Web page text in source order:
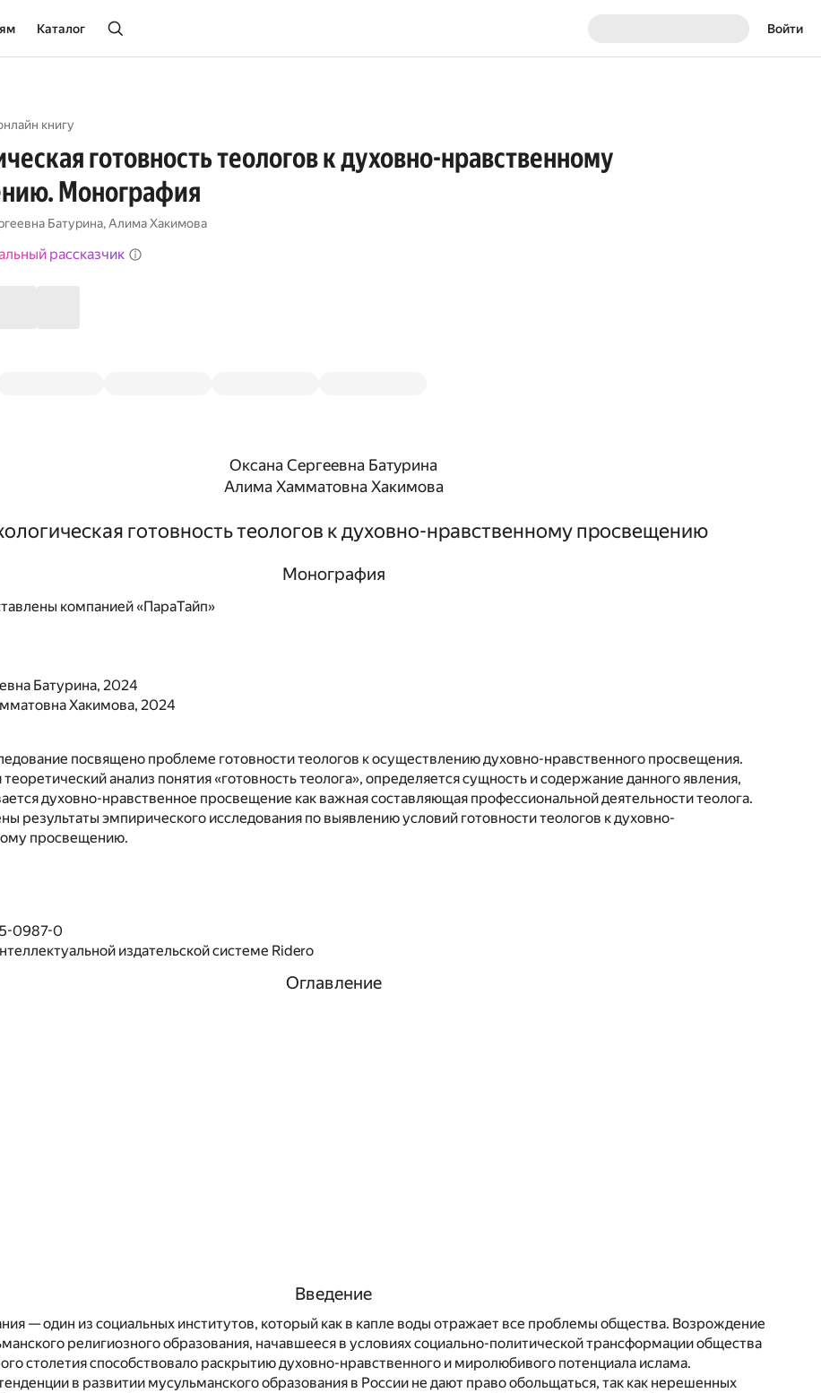
Каталог Войти
книгу
готовность теологов к духовно-нравственному
Монография
Батурина,Алима Хакимова
рассказчик
Оксана Сергеевна Батурина
Алима Хамматовна Хакимова
готовность теологов к духовно-нравственному просвещению
Монография
компанией «ПараТайп»
Батурина, 2024
Хакимова, 2024
посвящено проблеме готовности теологов к осуществлению духовно-нравственного просвещения.
анализ понятия «готовность теолога», определяется сущность и содержание данного явления,
духовно-нравственное просвещение как важная составляющая профессиональной деятельности теолога.
результаты эмпирического исследования по выявлению условий готовности теологов к духовно-
просвещению.
0987-0
издательской системе Ridero
Оглавление
Введение
— один из социальных институтов, который как в капле воды отражает все проблемы общества. Возрождение
религиозного образования, начавшееся в условиях социально-политической трансформации общества
столетия способствовало раскрытию духовно-нравственного и миролюбивого потенциала ислама.
в развитии мусульманского образования в России не дают право обольщаться, так как нерешенных